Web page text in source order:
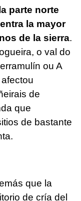
parte norte
la mayor
de la sierra.
o val do
ou A
de
que
de bastante
que la
de cría del